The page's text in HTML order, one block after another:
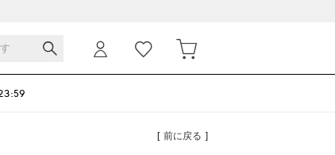
[ 前に戻る ]